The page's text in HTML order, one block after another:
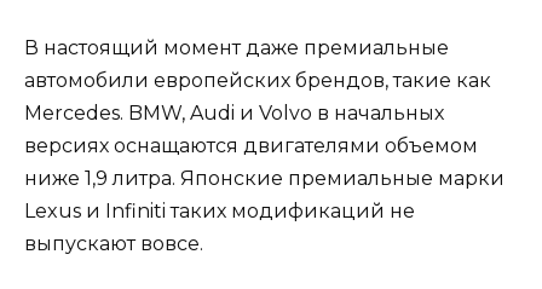
В настоящий момент даже премиальные
автомобили европейских брендов, такие как
Mercedes. BMW, Audi и Volvo в начальных
версиях оснащаются двигателями объемом
ниже 1,9 литра. Японские премиальные марки
Lexus и Infiniti таких модификаций не
выпускают вовсе.